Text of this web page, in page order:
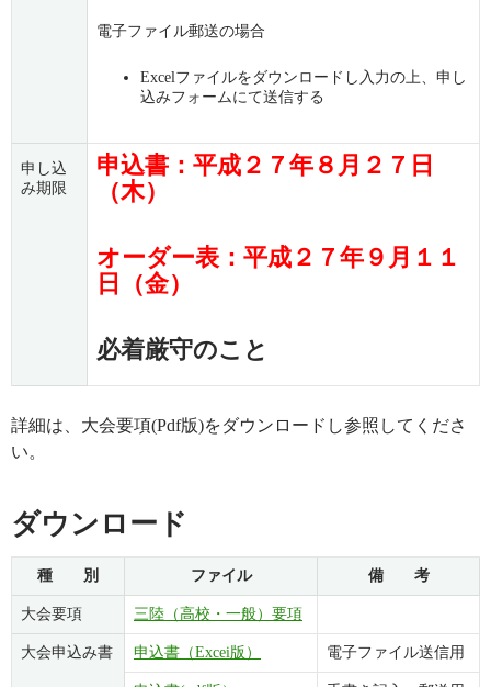
電子ファイル郵送の場合
Excelファイルをダウンロードし入力の上、申し
込みフォームにて送信する
申し込
み期限
申込書：平成２７年８月２７日
（木）
オーダー表：平成２７年９月１１
日（金）
必着厳守のこと
詳細は、大会要項(Pdf版)をダウンロードし参照してくださ
い。
ダウンロード
種 別 ファイル 備 考
大会要項 三陸（高校・一般）要項
大会申込み書 申込書（Excei版） 電子ファイル送信用